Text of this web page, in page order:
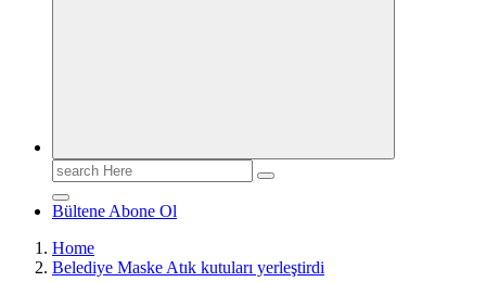
Search
for:
Bültene Abone Ol
Home
Belediye Maske Atık kutuları yerleştirdi